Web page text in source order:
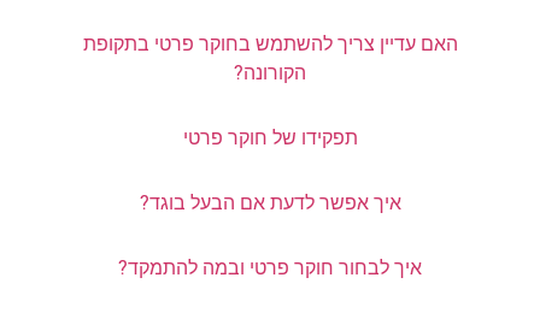
האם עדיין צריך להשתמש בחוקר פרטי בתקופת
הקורונה?
תפקידו של חוקר פרטי
איך אפשר לדעת אם הבעל בוגד?
איך לבחור חוקר פרטי ובמה להתמקד?